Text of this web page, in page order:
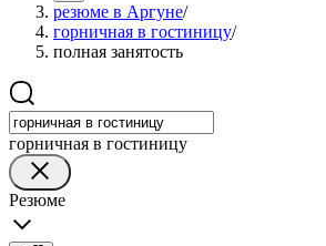
резюме в Аргуне/
горничная в гостиницу/
полная занятость
горничная в гостиницу
Резюме